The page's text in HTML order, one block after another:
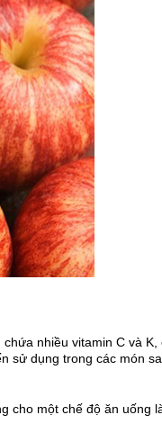
nhiều vitamin C và
sử dụng trong các món
cho một chế độ ăn uống